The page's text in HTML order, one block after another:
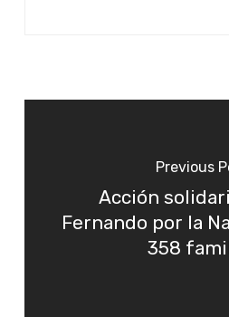
Previous
Acción
Fernando por la
358